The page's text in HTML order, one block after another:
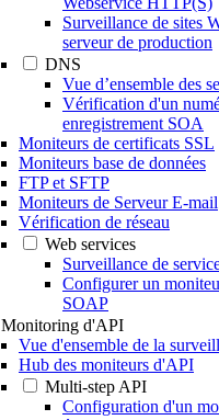
Surveillance de sites
serveur de production
DNS
Vue d’ensemble des
Vérification d'un
enregistrement SOA
Moniteurs de certificats SSL
Moniteurs base de données
FTP et SFTP
Moniteurs de Serveur E-mail
Vérification de réseau
Web services
Surveillance de
Configurer un
SOAP
Monitoring d'API
Vue d'ensemble de la
Hub des moniteurs d'API
Multi-step API
Configuration d'un